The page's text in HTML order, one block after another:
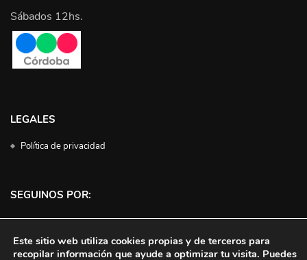
Sábados 12hs.
LEGALES
Política de privacidad
SEGUINOS POR:
Este sitio web utiliza cookies propias y de terceros para
recopilar información que ayude a optimizar tu visita. Puedes